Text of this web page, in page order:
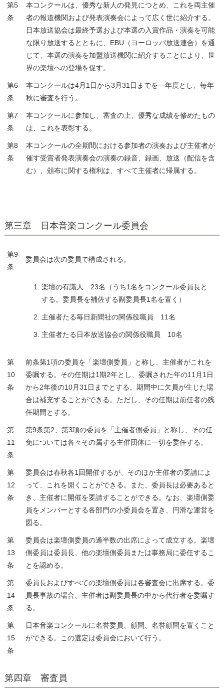
第5
条
本コンクールは、優秀な新人の発見につとめ、これを両主催
者の報道機関および発表演奏会によって広く世に紹介する。
日本放送協会は最終予選および本選の入賞作品・演奏を可能
な限り放送するとともに、EBU（ヨーロッパ放送連合）を通
じて、本選の演奏を加盟放送機関に紹介することにより、世
界の楽壇への登場を促す。
第6
条
本コンクールは4月1日から3月31日までを一年度とし、毎年
秋に審査を行う。
第7
条
本コンクールに参加し、審査の上、優秀な成績を修めたもの
は、これを表彰する。
第8
条
本コンクールの全期間における参加者の演奏および主催者が
催す受賞者発表演奏会の演奏の録音、録画、放送（配信を含
む）、頒布に関する権利は、すべて主催者に帰属する。
第三章 日本音楽コンクール委員会
第9
条
委員会は次の委員で構成される。
楽壇の有識人 23名（うち1名をコンクール委員長と
する。委員長を補佐する副委員長1名を置く）
主催者たる毎日新聞社の関係役職員 11名
主催者たる日本放送協会の関係役職員 10名
第
10
条
前条第1項の委員を「楽壇側委員」と称し、主催者がこれを
委嘱する。その任期は1期2年とし、委嘱された年の11月1日
から2年後の10月31日までとする。期間中に欠員が生じた場
合は補充することができる。ただし、その任期は前任者の残
任期間とする。
第
11
条
第9条第2、第3項の委員を「主催者側委員」と称し、その任
免については各々その属する主催団体に一切を委任する。
第
12
条
委員会は春秋各1回開催するが、そのほか主催者の要請によ
って、これを開くことができる。また、委員長は必要あると
き、主催者に開催を要請することができる。なお、楽壇側委
員をメンバーとする各部門の小委員会を置き、円滑な運営を
図る。
第
13
条
委員会は楽壇側委員の過半数の出席によって成立する。楽壇
側委員は委員長、他の楽壇側委員または事務局に委任するこ
とを認める。
第
14
条
委員長およびすべての楽壇側委員は各審査会に出席する。委
員長事故の場合、主催者は副委員長の中から代行者を委嘱す
る。
第
15
条
日本音楽コンクールに名誉委員、顧問、名誉顧問を置くこと
ができる。この選定は委員会において行う。
第四章 審査員